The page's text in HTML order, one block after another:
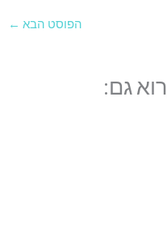
הפוסט הבא ←
גם: